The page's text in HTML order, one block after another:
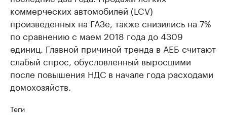
коммерческих автомобилей (LCV)
произведенных на ГАЗе, также снизились на 7%
по сравнению с маем 2018 года до 4309
единиц. Главной причиной тренда в АЕБ считают
слабый спрос, обусловленный выросшими
после повышения НДС в начале года расходами
домохозяйств.
Теги